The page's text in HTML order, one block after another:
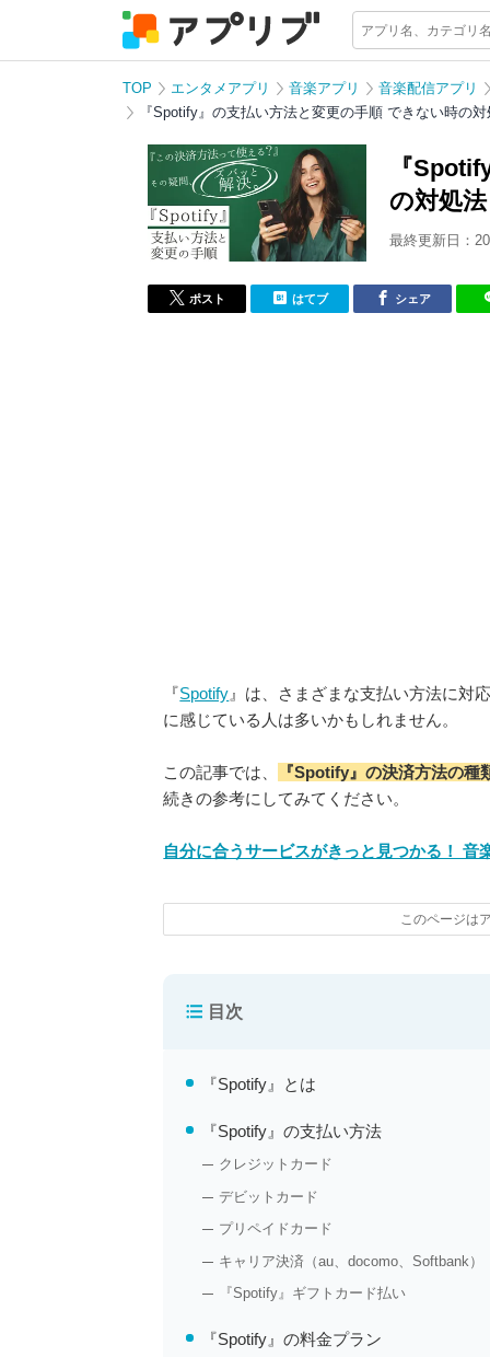
TOP エンタメアプリ 音楽アプリ
音楽配信アプリ
『Spotify』の支払い方法と変更の手順 できない時の
『
の対処法
最終更新日：
ポスト はてブ シェア
『Spotify 』は、さまざまな支払い方法に対
に感じている人は多いかもしれません。
この記事では、
『Spotify』の決済方法の種
続きの参考にしてみてください。
自分に合うサービスがきっと見つかる！ 音
このページは
目次
『Spotify』とは
『Spotify』の支払い方法
クレジットカード
デビットカード
プリペイドカード
キャリア決済（au、docomo、Softbank）
『Spotify』ギフトカード払い
『Spotify』の料金プラン